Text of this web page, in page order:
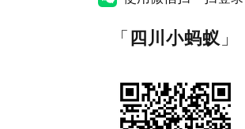
「四川小蚂蚁 」